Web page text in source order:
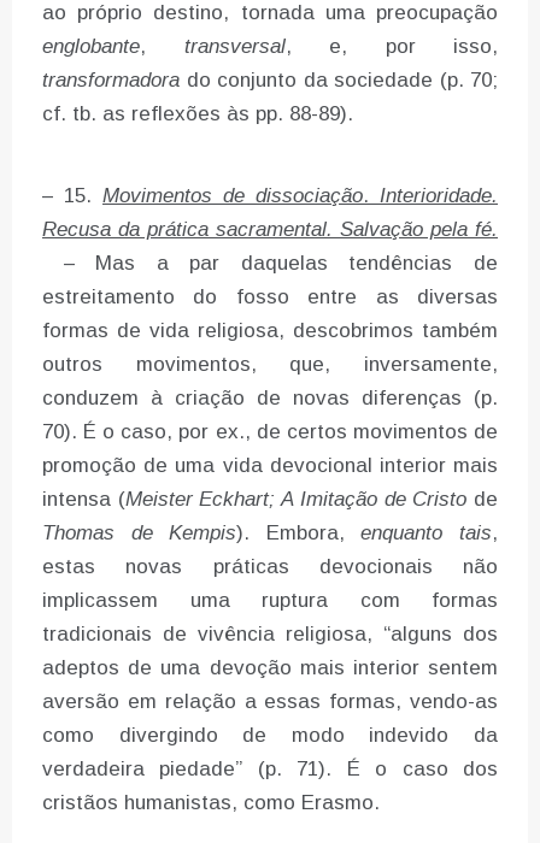
ao próprio destino, tornada uma preocupação
englobante, transversal, e, por isso,
transformadora do conjunto da sociedade (p. 70;
cf. tb. as reflexões às pp. 88-89).
– 15. Movimentos de dissociação. Interioridade.
Recusa da prática sacramental. Salvação pela fé.
– Mas a par daquelas tendências de
estreitamento do fosso entre as diversas
formas de vida religiosa, descobrimos também
outros movimentos, que, inversamente,
conduzem à criação de novas diferenças (p.
70). É o caso, por ex., de certos movimentos de
promoção de uma vida devocional interior mais
intensa (Meister Eckhart; A Imitação de Cristo de
Thomas de Kempis). Embora,enquanto tais,
estas novas práticas devocionais não
implicassem uma ruptura com formas
tradicionais de vivência religiosa, “alguns dos
adeptos de uma devoção mais interior sentem
aversão em relação a essas formas, vendo-as
como divergindo de modo indevido da
verdadeira piedade” (p. 71). É o caso dos
cristãos humanistas, como Erasmo.